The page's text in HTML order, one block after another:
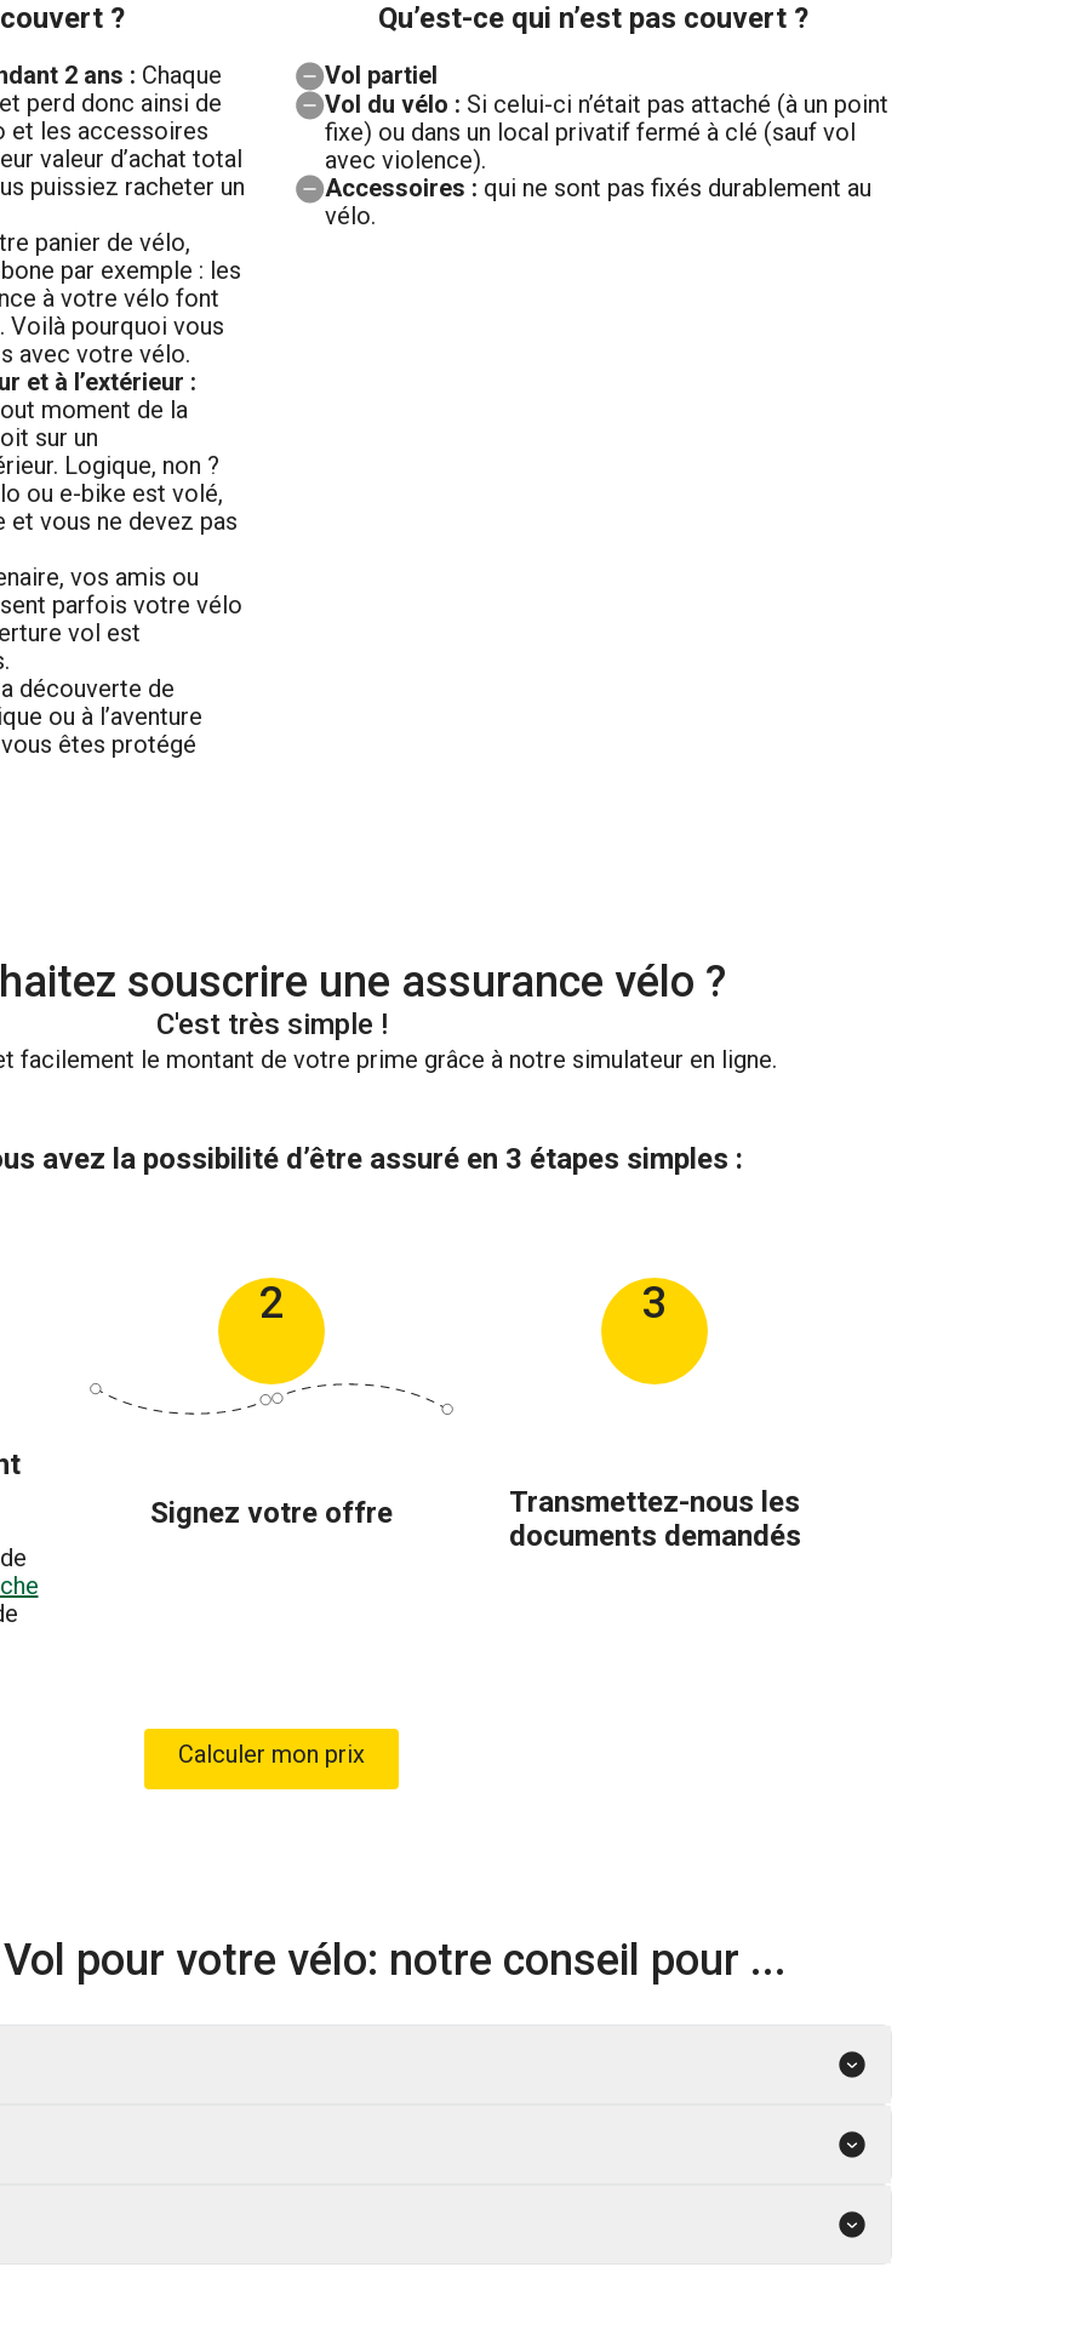
?
2 ans : Chaque
perd donc ainsi de
et les accessoires
valeur d’achat total
puissiez racheter un
panier de vélo,
par exemple : les
à votre vélo font
Voilà pourquoi vous
avec votre vélo.
et à l’extérieur :
moment de la
sur un
Logique, non ?
ou e-bike est volé,
et vous ne devez pas
vos amis ou
parfois votre vélo
vol est
découverte de
ou à l’aventure
êtes protégé
Qu’est-ce qui n’est pas couvert ?
Vol partiel
Vol du vélo : Si celui-ci n’était pas attaché (à un point
fixe) ou dans un local privatif fermé à clé (sauf vol
avec violence).
Accessoires : qui ne sont pas fixés durablement au
vélo.
souscrire une assurance vélo ?
C'est très simple !
facilement le montant de votre prime grâce à notre simulateur en ligne.
avez la possibilité d’être assuré en 3 étapes simples :
2
Signez votre offre
3
Transmettez-nous les
documents demandés
Calculer mon prix
pour votre vélo: notre conseil pour ...